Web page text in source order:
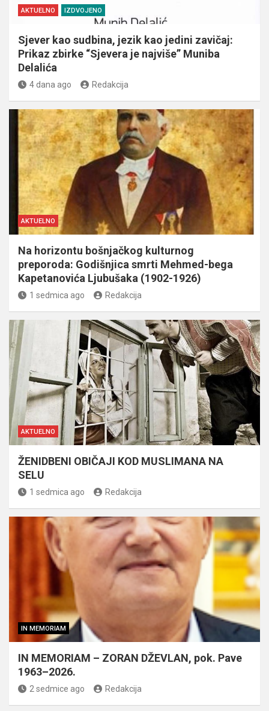
AKTUELNO IZDVOJENO
Sjever kao sudbina, jezik kao jedini zavičaj:
Prikaz zbirke “Sjevera je najviše” Muniba
Delalića
4 dana ago Redakcija
AKTUELNO
Na horizontu bošnjačkog kulturnog
preporoda: Godišnjica smrti Mehmed-bega
Kapetanovića Ljubušaka (1902-1926)
1 sedmica ago Redakcija
AKTUELNO
ŽENIDBENI OBIČAJI KOD MUSLIMANA NA
SELU
1 sedmica ago Redakcija
IN MEMORIAM
IN MEMORIAM – ZORAN DŽEVLAN, pok. Pave
1963–2026.
2 sedmice ago Redakcija